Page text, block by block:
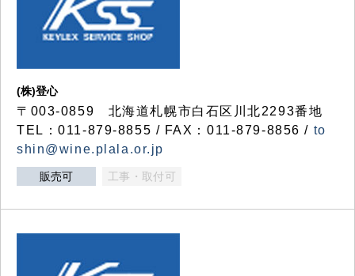
(株)登心
〒003-0859 北海道札幌市白石区川北2293番地
TEL：011-879-8855 / FAX：011-879-8856 / to
shin@wine.plala.or.jp
販売可 工事・取付可